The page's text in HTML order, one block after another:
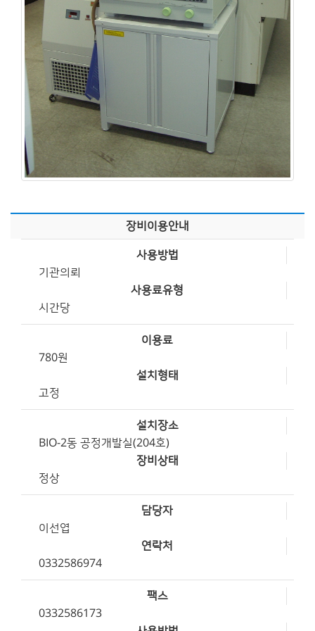
장비이용안내
사용방법
기관의뢰
사용료유형
시간당
이용료
780원
설치형태
고정
설치장소
BIO-2동 공정개발실(204호)
장비상태
정상
담당자
이선엽
연락처
0332586974
팩스
0332586173